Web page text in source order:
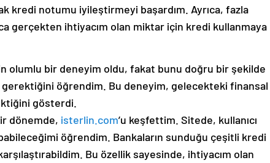
kredi notumu iyileştirmeyi başardım. Ayrıca, fazla
gerçekten ihtiyacım olan miktar için kredi kullanmaya
olumlu bir deneyim oldu, fakat bunu doğru bir şekilde
öğrendim. Bu deneyim, gelecekteki finansal
gösterdi.
dönemde, isterlin.com’u keşfettim. Sitede, kullanıcı
öğrendim. Bankaların sunduğu çeşitli kredi
Bu özellik sayesinde, ihtiyacım olan